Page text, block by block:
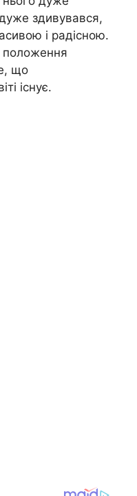
здивувався,
і радісною.
положення
що
існує.